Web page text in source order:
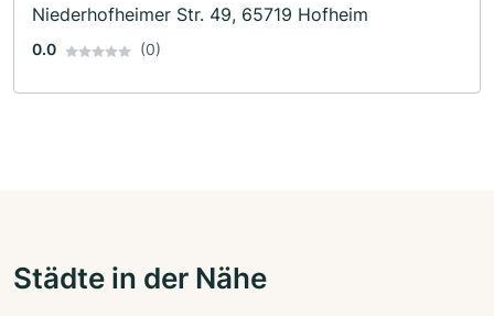
Niederhofheimer Str. 49, 65719 Hofheim
0.0 (0)
Städte in der Nähe